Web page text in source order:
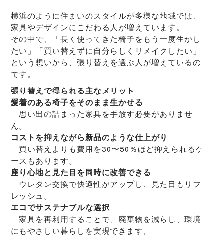
横浜のように住まいのスタイルが多様な地域では、
家具やデザインにこだわる人が増えています。
その中で、「長く使ってきた椅子をもう一度生かし
たい」「買い替えずに自分らしくリメイクしたい」
という想いから、張り替えを選ぶ人が増えているの
です。
張り替えで得られる主なメリット
愛着のある椅子をそのまま生かせる
思い出の詰まった家具を手放す必要がありませ
ん。
コストを抑えながら新品のような仕上がり
買い替えよりも費用を30〜50％ほど抑えられるケ
ースもあります。
座り心地と見た目を同時に改善できる
ウレタン交換で快適性がアップし、見た目もリフ
レッシュ。
エコでサステナブルな選択
家具を再利用することで、廃棄物を減らし、環境
にもやさしい暮らしを実現できます。